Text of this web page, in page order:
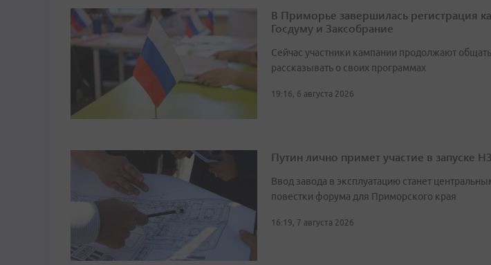
В Приморье завершилась регистрация
Госдуму и Заксобрание
Сейчас участники кампании продолжают
рассказывать о своих программах
19:16, 6 августа 2026
Путин лично примет участие в запуске
Ввод завода в эксплуатацию станет
повестки форума для Приморского края
16:19, 7 августа 2026